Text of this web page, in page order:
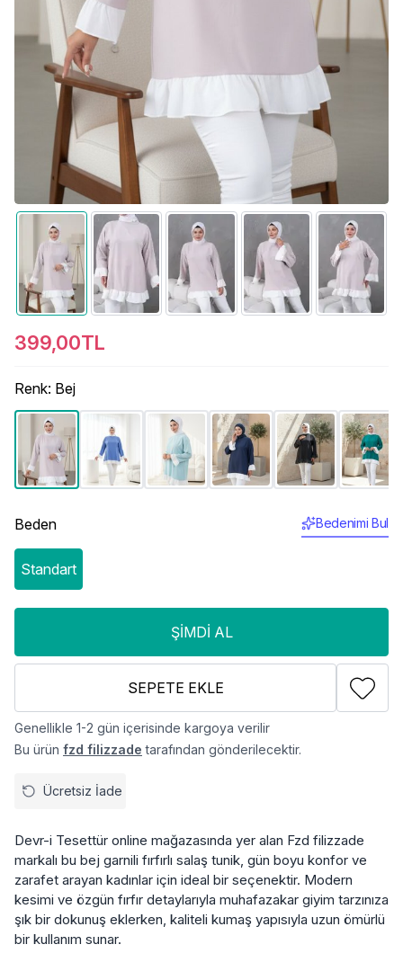
399,00TL
Renk: Bej
Beden Bedenimi Bul
Standart
ŞIMDI AL
SEPETE EKLE
Genellikle 1-2 gün içerisinde kargoya verilir
Bu ürün fzd filizzade tarafından gönderilecektir.
Ücretsiz İade
Devr-i Tesettür online mağazasında yer alan Fzd filizzade
markalı bu bej garnili fırfırlı salaş tunik, gün boyu konfor ve
zarafet arayan kadınlar için ideal bir seçenektir. Modern
kesimi ve özgün fırfır detaylarıyla muhafazakar giyim tarzınıza
şık bir dokunuş eklerken, kaliteli kumaş yapısıyla uzun ömürlü
bir kullanım sunar.